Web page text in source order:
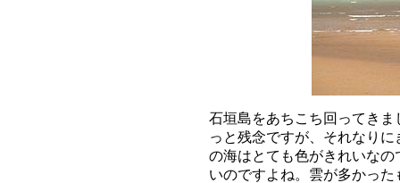
石垣島をあちこち回ってき
っと残念ですが、それなり
の海はとても色がきれいな
いのですよね。雲が多かっ